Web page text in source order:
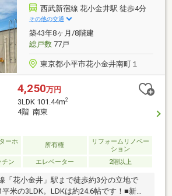
ーン相談会受付中！「頭金なしでも購入
いくらまで借りられる？」「転職歴があ
？」「フラット35と変動金利の違い
事業主でも利用できる？」など弊社営業
寧にご説明いたします。
西武新宿線 花小金井駅 徒歩4分
その他の交通
築43年8ヶ月/8階建
総戸数77戸
東京都小平市花小金井南町１
4,250万円
3LDK 101.44m2
4階 南東
ーホ
所有権
リフォームリノベー
ション
チン
エレベーター 2階以上
「花小金井」駅まで徒歩約3分の立地で
米の3LDK。LDKは約24.6帖です！■新規